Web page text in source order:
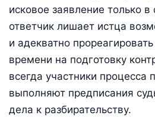
исковое заявление только
ответчик лишает истца
и адекватно
времени на подготовку
всегда участники процесса
выполняют предписания
дела к разбирательству.